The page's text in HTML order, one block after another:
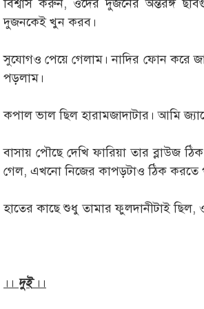
বিশ্বাস করুন, ওদের দুজনের অন্তরঙ্গ
দুজনকেই খুন করব।
সুযোগও পেয়ে গেলাম। নাদির ফোন করে
পড়লাম।
কপাল ভাল ছিল হারামজাদাটার। আমি
বাসায় পৌছে দেখি ফারিয়া তার ব্লাউজ
গেল, এখনো নিজের কাপড়টাও ঠিক করতে
হাতের কাছে শুধু তামার ফুলদানীটাই ছিল,
।। দুই।।